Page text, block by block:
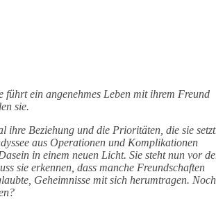
ein angenehmes Leben mit ihrem Freund
sie.
ihre Beziehung und die Prioritäten, die sie
aus Operationen und Komplikationen
in einem neuen Licht. Sie steht nun vor
sie erkennen, dass manche Freundschaften
Geheimnisse mit sich herumtragen. Noch